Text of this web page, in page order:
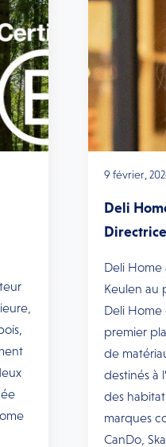
9 février,
Deli
Deli Home
Keulen au
Deli
premier
de
destinés à
des
marques
CanDo,